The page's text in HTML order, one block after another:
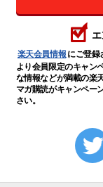
楽天会員情報 にご登録
より会員限定のキャン
な情報などが満載の楽
マガ購読がキャンペー
さい。